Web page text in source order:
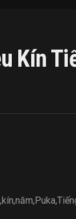
Kín
,kín,năm,Puka,